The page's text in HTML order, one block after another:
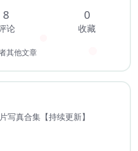
8
论
0
收藏
其他文章
写真合集【持续更新】